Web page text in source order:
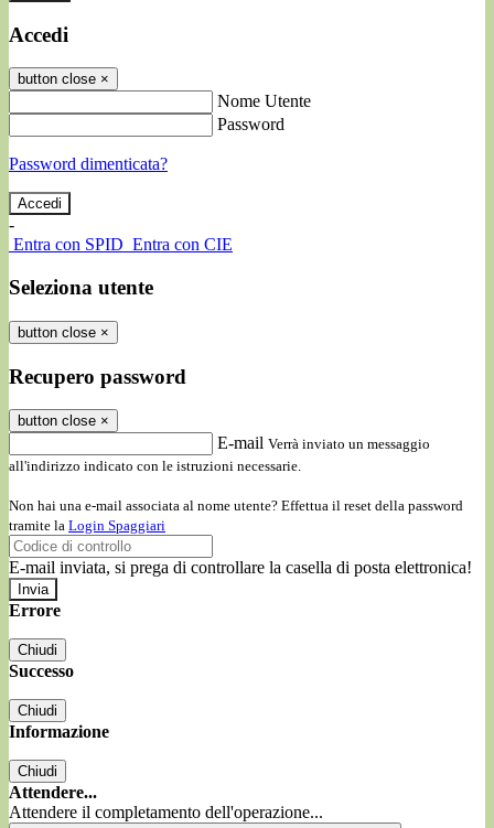
Accedi
button close ×
Nome Utente
Password
Password dimenticata?
-
Entra con SPID Entra con CIE
Seleziona utente
button close ×
Recupero password
button close ×
E-mail Verrà inviato un messaggio
all'indirizzo indicato con le istruzioni necessarie.
Non hai una e-mail associata al nome utente? Effettua il reset della password
tramite la Login Spaggiari
E-mail inviata, si prega di controllare la casella di posta elettronica!
Errore
Chiudi
Successo
Chiudi
Informazione
Chiudi
Attendere...
Attendere il completamento dell'operazione...